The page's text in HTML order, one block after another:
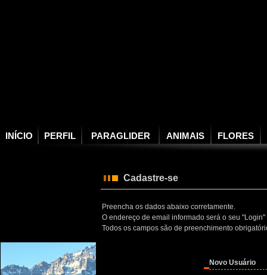
INÍCIO PERFIL PARAGLIDER ANIMAIS FLORES
Cadastre-se
Preencha os dados abaixo corretamente.
O endereço de email informado será o seu "Login"
Todos os campos săo de preenchimento
Novo Usuário